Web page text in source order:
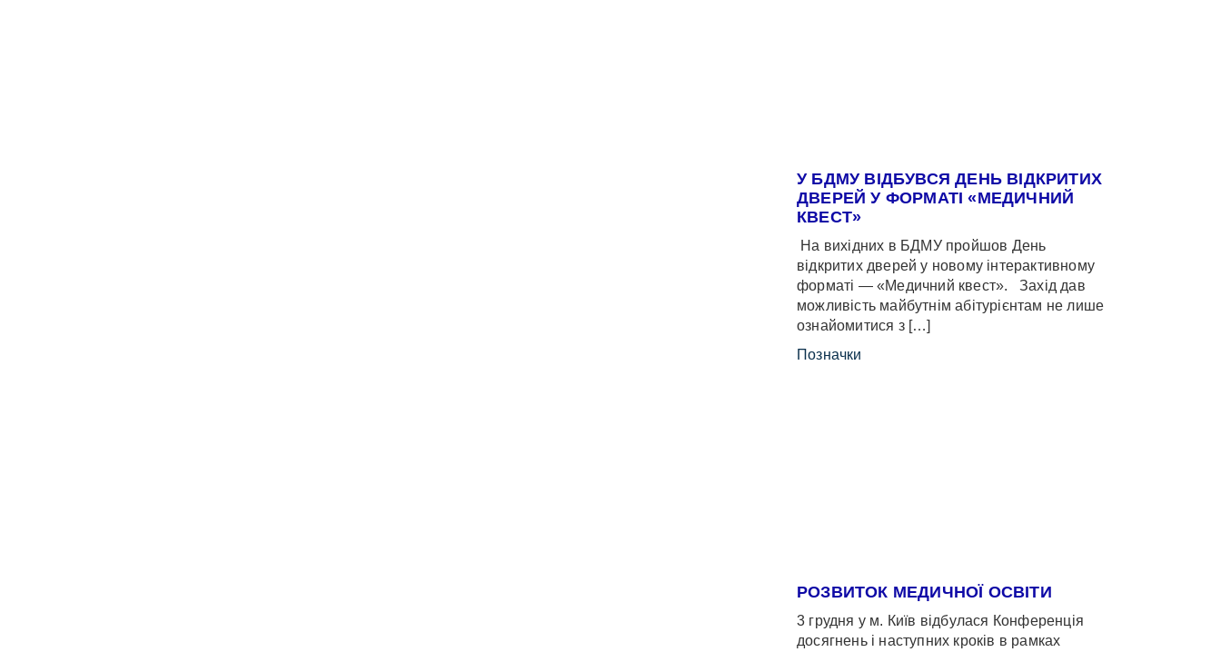
У БДМУ ВІДБУВСЯ ДЕНЬ ВІДКРИТИХ
ДВЕРЕЙ У ФОРМАТІ «МЕДИЧНИЙ
КВЕСТ»
На вихідних в БДМУ пройшов День
відкритих дверей у новому інтерактивному
форматі — «Медичний квест». Захід дав
можливість майбутнім абітурієнтам не лише
ознайомитися з […]
Позначки
РОЗВИТОК МЕДИЧНОЇ ОСВІТИ
3 грудня у м. Київ відбулася Конференція
досягнень і наступних кроків в рамках